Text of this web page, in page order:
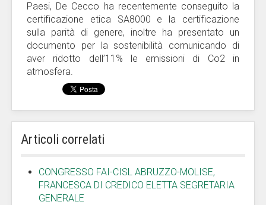
Paesi, De Cecco ha recentemente conseguito la
certificazione etica SA8000 e la certificazione
sulla parità di genere, inoltre ha presentato un
documento per la sostenibilità comunicando di
aver ridotto dell’11% le emissioni di Co2 in
atmosfera.
Articoli correlati
CONGRESSO FAI-CISL ABRUZZO-MOLISE,
FRANCESCA DI CREDICO ELETTA SEGRETARIA
GENERALE